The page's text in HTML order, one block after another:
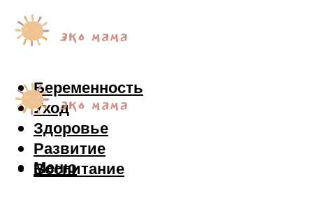
Беременность
Уход
Здоровье
Развитие
Воспитание
Меню